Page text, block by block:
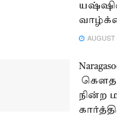
AUGUST
நின்ற